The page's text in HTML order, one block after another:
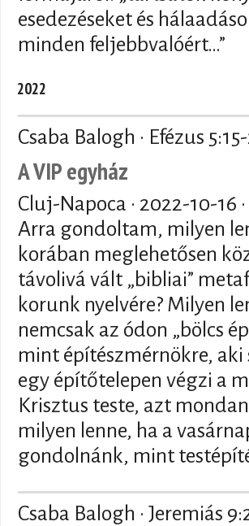
esedezéseket és
minden feljebbvalóért…”
2022
Csaba Balogh · Efézus 5:15-
A VIP egyház
Cluj-Napoca · 2022-10-16 ·
Arra gondoltam, milyen
korában meglehetősen
távolivá vált „bibliai”
korunk nyelvére? Milyen
nemcsak az ódon „bölcs
mint építészmérnökre,
egy építőtelepen végzi a
Krisztus teste, azt
milyen lenne, ha a
gondolnánk, mint
Csaba Balogh · Jeremiás